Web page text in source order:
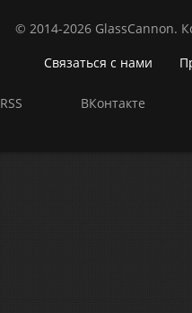
© 2014-2026 GlassCannon.
Связаться с нами
RSS ВКонтакте